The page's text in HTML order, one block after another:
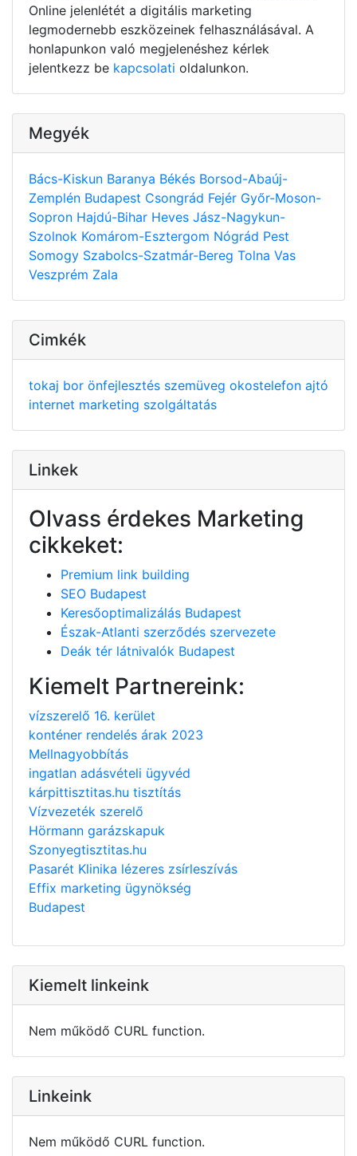
Online jelenlétét a digitális marketing
legmodernebb eszközeinek felhasználásával. A
honlapunkon való megjelenéshez kérlek
jelentkezz be kapcsolati oldalunkon.
Megyék
Bács-Kiskun Baranya Békés Borsod-Abaúj-
Zemplén Budapest Csongrád Fejér Győr-Moson-
Sopron Hajdú-Bihar Heves Jász-Nagykun-
Szolnok Komárom-Esztergom Nógrád Pest
Somogy Szabolcs-Szatmár-Bereg Tolna Vas
Veszprém Zala
Cimkék
tokaj bor önfejlesztés szemüveg okostelefon ajtó
internet marketing szolgáltatás
Linkek
Olvass érdekes Marketing
cikkeket:
Premium link building
SEO Budapest
Keresőoptimalizálás Budapest
Észak-Atlanti szerződés szervezete
Deák tér látnivalók Budapest
Kiemelt Partnereink:
vízszerelő 16. kerület
konténer rendelés árak 2023
Mellnagyobbítás
ingatlan adásvételi ügyvéd
kárpittisztitas.hu tisztítás
Vízvezeték szerelő
Hörmann garázskapuk
Szonyegtisztitas.hu
Pasarét Klinika lézeres zsírleszívás
Effix marketing ügynökség
Budapest
Kiemelt linkeink
Nem működő CURL function.
Linkeink
Nem működő CURL function.